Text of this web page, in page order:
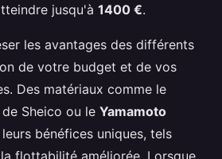
jusqu'à 1400 €.
les avantages des différents
de votre budget et de vos
Des matériaux comme le
Sheico ou le Yamamoto
bénéfices uniques, tels
flottabilité améliorée. Lorsque